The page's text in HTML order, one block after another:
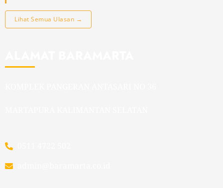
Lihat Semua Ulasan →